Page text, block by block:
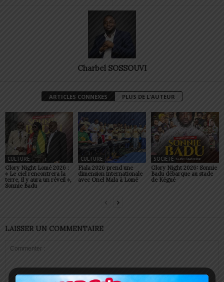
Charbel SOSSOUVI
ARTICLES CONNEXES PLUS DE L'AUTEUR
CULTURE
Glory Night Lomé 2026 :
« Le ciel rencontrera la
terre, il y aura un réveil »,
Sonnie Badu
CULTURE
Fiala 2026 prend une
dimension internationale
avec Onel Mala à Lomé
SOCIÉTÉ
Glory Night 2026: Sonnie
Badu débarque au stade
de Kégué
LAISSER UN COMMENTAIRE